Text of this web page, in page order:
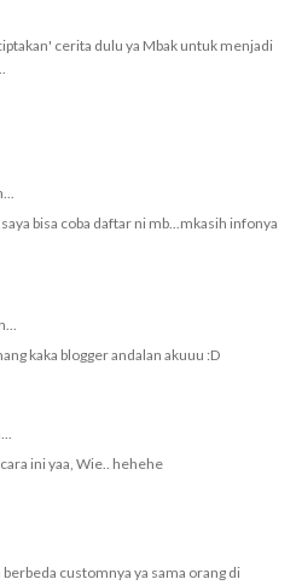
cerita dulu ya Mbak untuk menjadi
bisa coba daftar ni mb...mkasih infonya
kaka blogger andalan akuuu :D
ini yaa, Wie.. hehehe
customnya ya sama orang di